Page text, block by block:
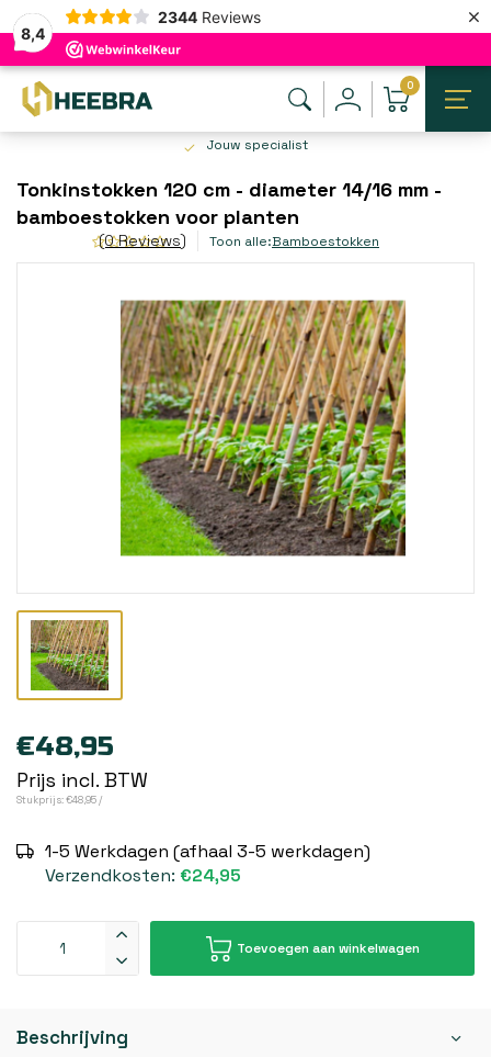
8,4
2344 Reviews ×
0
Jouw specialist
Tonkinstokken 120 cm - diameter 14/16 mm -
bamboestokken voor planten
(0 Reviews) Toon alle:Bamboestokken
€48,95
Prijs incl. BTW
Stukprijs: €48,95 /
1-5 Werkdagen (afhaal 3-5 werkdagen)
Verzendkosten: €24,95
Toevoegen aan winkelwagen
Beschrijving